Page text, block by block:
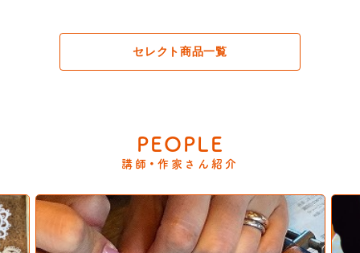
セレクト商品一覧
PEOPLE
講師・作家さん紹介